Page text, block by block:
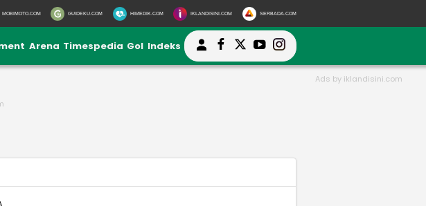
MOBIMOTO.COM GUIDEKU.COM HIMEDIK.COM IKLANDISINI.COM SERBADA.COM
Arena Timespedia Gol Indeks